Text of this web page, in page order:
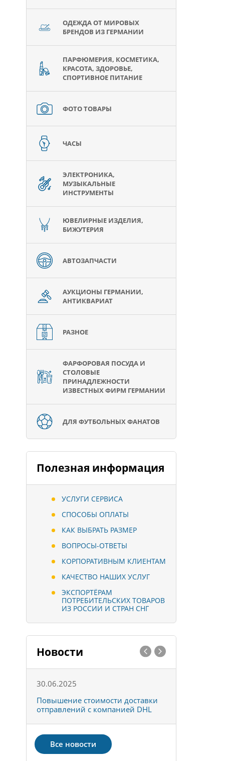
ОДЕЖДА ОТ МИРОВЫХ
БРЕНДОВ ИЗ ГЕРМАНИИ
ПАРФЮМЕРИЯ, КОСМЕТИКА,
КРАСОТА, ЗДОРОВЬЕ,
СПОРТИВНОЕ ПИТАНИЕ
ФОТО ТОВАРЫ
ЧАСЫ
ЭЛЕКТРОНИКА,
МУЗЫКАЛЬНЫЕ
ИНСТРУМЕНТЫ
ЮВЕЛИРНЫЕ ИЗДЕЛИЯ,
БИЖУТЕРИЯ
АВТОЗАПЧАСТИ
АУКЦИОНЫ ГЕРМАНИИ,
АНТИКВАРИАТ
РАЗНОЕ
ФАРФОРОВАЯ ПОСУДА И
СТОЛОВЫЕ
ПРИНАДЛЕЖНОСТИ
ИЗВЕСТНЫХ ФИРМ ГЕРМАНИИ
ДЛЯ ФУТБОЛЬНЫХ ФАНАТОВ
Полезная информация
УСЛУГИ СЕРВИСА
СПОСОБЫ ОПЛАТЫ
КАК ВЫБРАТЬ РАЗМЕР
ВОПРОСЫ-ОТВЕТЫ
КОРПОРАТИВНЫМ КЛИЕНТАМ
КАЧЕСТВО НАШИХ УСЛУГ
ЭКСПОРТЁРАМ
ПОТРЕБИТЕЛЬСКИХ ТОВАРОВ
ИЗ РОССИИ И СТРАН СНГ
Новости
30.06.2025
Повышение стоимости доставки
отправлений с компанией DHL
Все новости